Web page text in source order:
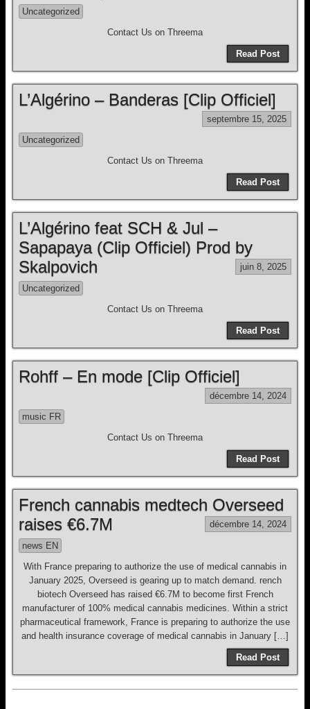
Uncategorized
Contact Us on Threema
Read Post
L’Algérino – Banderas [Clip Officiel]
septembre 15, 2025
Uncategorized
Contact Us on Threema
Read Post
L’Algérino feat SCH & Jul –
Sapapaya (Clip Officiel) Prod by
Skalpovich
juin 8, 2025
Uncategorized
Contact Us on Threema
Read Post
Rohff – En mode [Clip Officiel]
décembre 14, 2024
music FR
Contact Us on Threema
Read Post
French cannabis medtech Overseed
raises €6.7M
décembre 14, 2024
news EN
With France preparing to authorize the use of medical cannabis in
January 2025, Overseed is gearing up to match demand. rench
biotech Overseed has raised €6.7M to become first French
manufacturer of 100% medical cannabis medicines. Within a strict
pharmaceutical framework, France is preparing to authorize the use
and health insurance coverage of medical cannabis in January […]
Read Post